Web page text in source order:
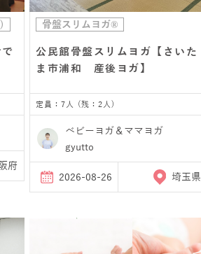
府
骨盤スリムヨガ®
公民館骨盤スリムヨガ【さいた
ま市浦和 産後ヨガ】
定員：7人 (残：2人)
ベビーヨガ＆ママヨガ
gyutto
2026-08-26 埼玉県